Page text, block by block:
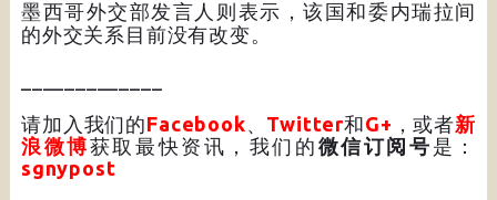
墨西哥外交部发言人则表示，该国和委内瑞拉间
的外交关系目前没有改变。
请加入我们的Facebook、 Twitter和G+ ，或者新
浪微博获取最快资讯，我们的 微信订阅号 是：
sgnypost